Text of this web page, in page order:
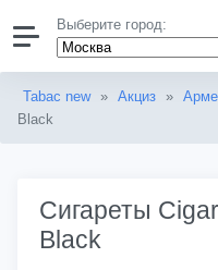
Выберите город:
Tabac new » Акциз »
Black
Сигареты
Black